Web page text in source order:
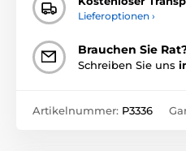
Lieferoptionen ›
Brauchen Sie
Schreiben Sie uns
Artikelnummer: P3336